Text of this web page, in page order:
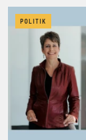
POLITIK